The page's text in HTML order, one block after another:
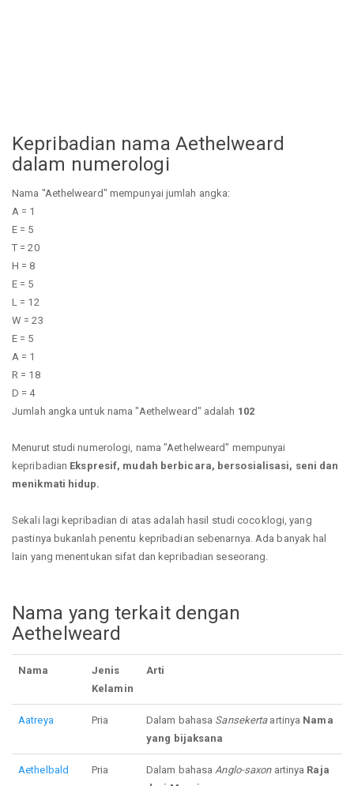
Kepribadian nama Aethelweard
dalam numerologi
Nama "Aethelweard" mempunyai jumlah angka:
A = 1
E = 5
T = 20
H = 8
E = 5
L = 12
W = 23
E = 5
A = 1
R = 18
D = 4
Jumlah angka untuk nama "Aethelweard" adalah 102
Menurut studi numerologi, nama "Aethelweard" mempunyai
kepribadian Ekspresif, mudah berbicara, bersosialisasi, seni dan
menikmati hidup.
Sekali lagi kepribadian di atas adalah hasil studi cocoklogi, yang
pastinya bukanlah penentu kepribadian sebenarnya. Ada banyak hal
lain yang menentukan sifat dan kepribadian seseorang.
Nama yang terkait dengan
Aethelweard
Nama
Jenis
Kelamin
Arti
Aatreya Pria Dalam bahasa Sansekertaartinya Nama
yang bijaksana
Aethelbald Pria Dalam bahasaAnglo-saxonartinya Raja